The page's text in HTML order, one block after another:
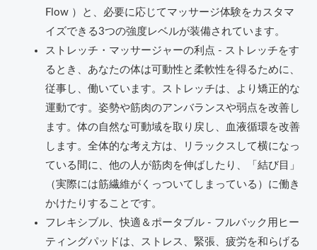
Flow ）と、必要に応じてマッサージ体験をカスタマ
イズできる3つの強度レベルが装備されています。
ストレッチ・マッサージャーの利点 - ストレッチをす
るとき、あなたの体は可動性と柔軟性を得るために、
従事し、働いています。ストレッチは、より矯正的な
運動です。姿勢や筋肉のアンバランスや弱点を改善し
ます。体の自然な可動域を取り戻し、血液循環を改善
します。全体的な考え方は、リラックスして横になっ
ている間に、他の人が筋肉を伸ばしたり、「結び目」
（実際には筋繊維がくっついてしまっている）に働き
かけたりすることです。
フレキシブル、快適＆ポータブル - フルバック用ヒー
ティングパッドは、ストレス、緊張、疲労を和らげる